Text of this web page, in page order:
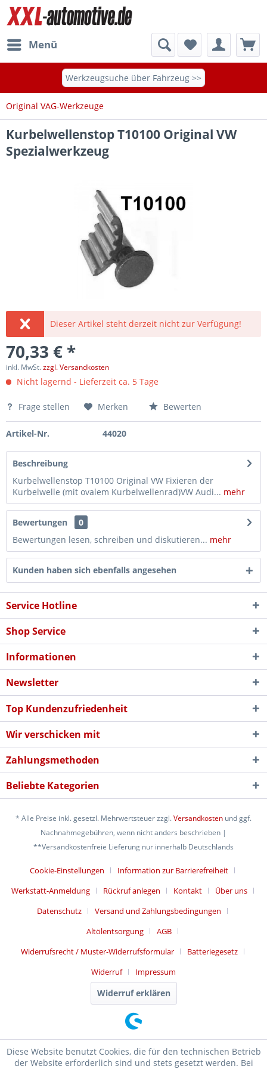
Menü
Werkzeugsuche über Fahrzeug >>
Original VAG-Werkzeuge
Kurbelwellenstop T10100 Original VW
Spezialwerkzeug
Dieser Artikel steht derzeit nicht zur Verfügung!
70,33 € *
inkl. MwSt.zzgl. Versandkosten
Nicht lagernd - Lieferzeit ca. 5 Tage
Frage stellen Merken Bewerten
Artikel-Nr. 44020
Beschreibung
Kurbelwellenstop T10100 Original VW Fixieren der
Kurbelwelle (mit ovalem Kurbelwellenrad)VW Audi... mehr
Bewertungen
0
Bewertungen lesen, schreiben und diskutieren... mehr
Kunden haben sich ebenfalls angesehen
Service Hotline
Shop Service
Informationen
Newsletter
Top Kundenzufriedenheit
Wir verschicken mit
Zahlungsmethoden
Beliebte Kategorien
* Alle Preise inkl. gesetzl. Mehrwertsteuer zzgl.Versandkosten und ggf.
Nachnahmegebühren, wenn nicht anders beschrieben |
**Versandkostenfreie Lieferung nur innerhalb Deutschlands
Cookie-Einstellungen
Information zur Barrierefreiheit
Werkstatt-Anmeldung
Rückruf anlegen Kontakt
Über uns
Datenschutz
Versand und Zahlungsbedingungen
Altölentsorgung
AGB
Widerrufsrecht / Muster-Widerrufsformular
Batteriegesetz
Widerruf
Impressum
Widerruf erklären
Diese Website benutzt Cookies, die für den technischen Betrieb
der Website erforderlich sind und stets gesetzt werden. Bei